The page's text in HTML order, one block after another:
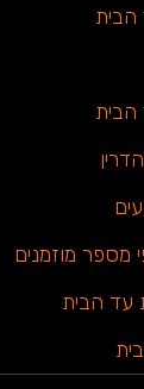
מספר מוזמנים
עד הבית